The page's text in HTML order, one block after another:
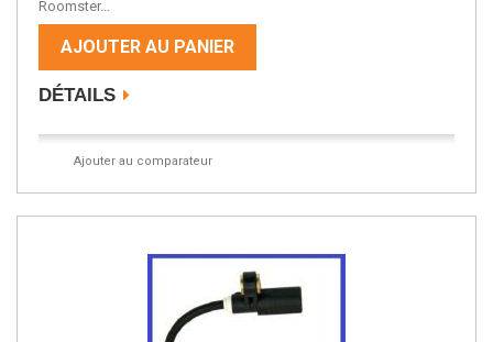
Roomster...
AJOUTER AU PANIER
DÉTAILS
Ajouter au comparateur